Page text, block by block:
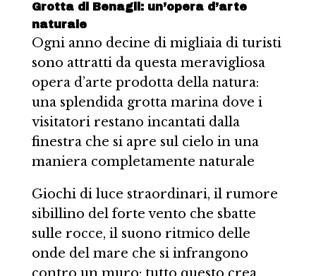
Grotta di Benagil: un’opera d’arte
naturale
Ogni anno decine di migliaia di turisti
sono attratti da questa meravigliosa
opera d’arte prodotta della natura:
una splendida grotta marina dove i
visitatori restano incantati dalla
finestra che si apre sul cielo in una
maniera completamente naturale
Giochi di luce straordinari, il rumore
sibillino del forte vento che sbatte
sulle rocce, il suono ritmico delle
onde del mare che si infrangono